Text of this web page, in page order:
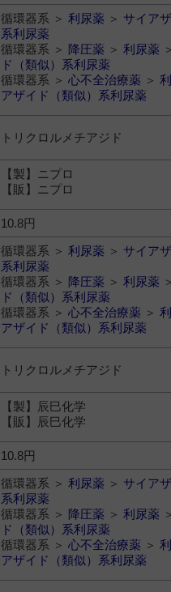
循環器系 ＞ 利尿薬 ＞ サイア
系利尿薬
循環器系 ＞ 降圧薬 ＞ 利尿薬 ＞
ド（類似）系利尿薬
循環器系 ＞ 心不全治療薬 ＞
アザイド（類似）系利尿薬
トリクロルメチアジド
【製】ニプロ
【販】ニプロ
10.8円
循環器系 ＞ 利尿薬 ＞ サイア
系利尿薬
循環器系 ＞ 降圧薬 ＞ 利尿薬 ＞
ド（類似）系利尿薬
循環器系 ＞ 心不全治療薬 ＞
アザイド（類似）系利尿薬
トリクロルメチアジド
【製】辰巳化学
【販】辰巳化学
10.8円
循環器系 ＞ 利尿薬 ＞ サイア
系利尿薬
循環器系 ＞ 降圧薬 ＞ 利尿薬 ＞
ド（類似）系利尿薬
循環器系 ＞ 心不全治療薬 ＞
アザイド（類似）系利尿薬